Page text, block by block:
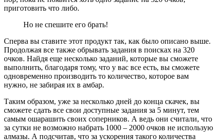
приготовить что либо.
Но не спешите его брать!
Сперва вы ставите этот продукт так, как было описано выше.
Продолжая все также обрывать задания в поисках на 320
очков. Найдя еще несколько заданий, которые вы сможете
выполнить, благодаря тому, что у вас все есть, вы сможете
одновременно производить то количество, которое вам
нужно, не забирая их в амбар.
Таким образом, уже за несколько дней до конца скачек, вы
сможете сдать все свои доступные задания за 5 минут, тем
самым ошарашить своих соперников. А ведь они считали, что
за сутки не возможно набрать 1000 – 2000 очков не использую
алмазы. А подсчитав, что за ускорения такого количества